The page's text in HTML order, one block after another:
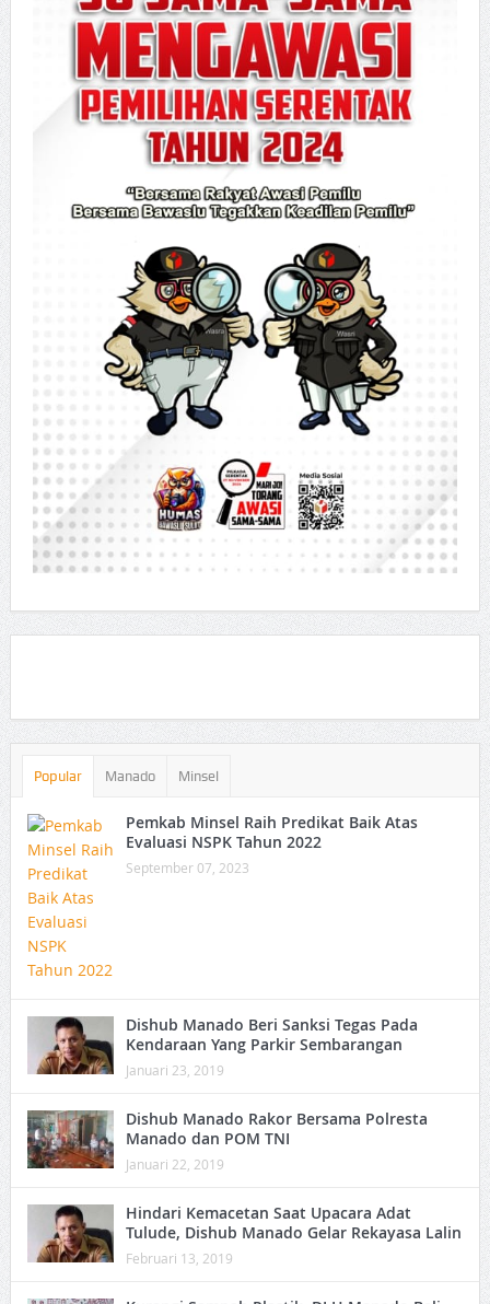
Popular Manado Minsel
Pemkab Minsel Raih Predikat Baik Atas
Evaluasi NSPK Tahun 2022
September 07, 2023
Dishub Manado Beri Sanksi Tegas Pada
Kendaraan Yang Parkir Sembarangan
Januari 23, 2019
Dishub Manado Rakor Bersama Polresta
Manado dan POM TNI
Januari 22, 2019
Hindari Kemacetan Saat Upacara Adat
Tulude, Dishub Manado Gelar Rekayasa Lalin
Februari 13, 2019